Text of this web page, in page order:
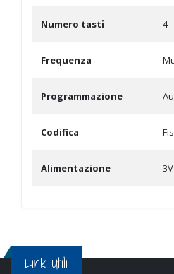
Numero tasti 4
Frequenza
Programmazione
Codifica
Alimentazione
Link Utili